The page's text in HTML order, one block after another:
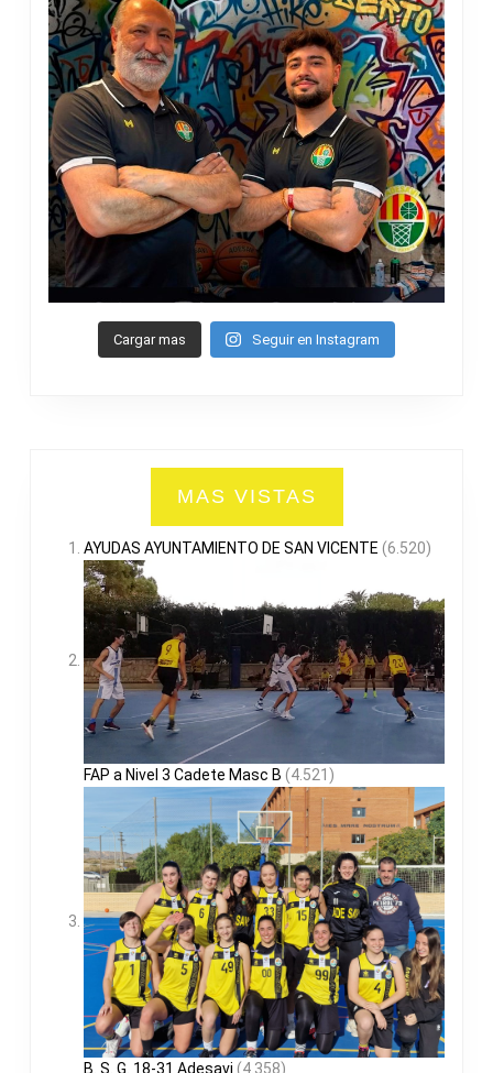
Cargar mas Seguir en Instagram
MAS VISTAS
AYUDAS AYUNTAMIENTO DE SAN VICENTE (6.520)
FAP a Nivel 3 Cadete Masc B (4.521)
B. S. G. 18-31 Adesavi (4.358)